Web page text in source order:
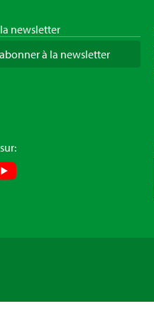
newsletter
à la newsletter